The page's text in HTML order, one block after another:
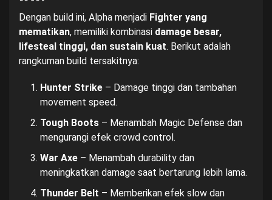
Dengan build ini, Alpha menjadi Fighter yang
mematikan, memiliki kombinasi damage besar,
lifesteal tinggi, dan sustain kuat. Berikut adalah
rangkuman build tersakitnya:
Hunter Strike – Damage tinggi dan tambahan
movement speed.
Tough Boots – Menambah Magic Defense dan
mengurangi efek crowd control.
War Axe – Menambah durability dan
meningkatkan damage saat bertarung lebih lama.
Thunder Belt – Memberikan efek slow dan